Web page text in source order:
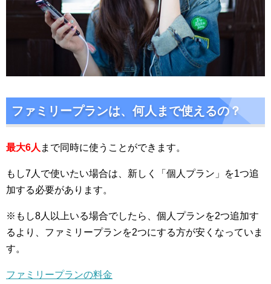
ファミリープランは、何人まで使えるの？
最大6人 まで同時に使うことができます。
もし7人で使いたい場合は、新しく「個人プラン」を1つ追
加する必要があります。
※もし8人以上いる場合でしたら、個人プランを2つ追加す
るより、ファミリープランを2つにする方が安くなっていま
す。
ファミリープランの料金